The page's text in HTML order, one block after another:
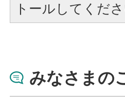
トールしてくださ
みなさまの